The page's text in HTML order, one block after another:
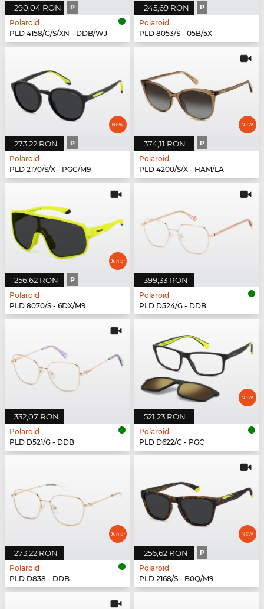
290,04 RON P
Polaroid
PLD 4158/G/S/XN - DDB/WJ
245,69 RON P
Polaroid
PLD 8053/S - 05B/5X
273,22 RON P
Polaroid
PLD 2170/S/X - PGC/M9
374,11 RON P
Polaroid
PLD 4200/S/X - HAM/LA
256,62 RON P
Polaroid
PLD 8070/S - 6DX/M9
399,33 RON
Polaroid
PLD D524/G - DDB
332,07 RON
Polaroid
PLD D521/G - DDB
521,23 RON
Polaroid
PLD D622/C - PGC
273,22 RON
Polaroid
PLD D838 - DDB
256,62 RON P
Polaroid
PLD 2168/S - B0Q/M9